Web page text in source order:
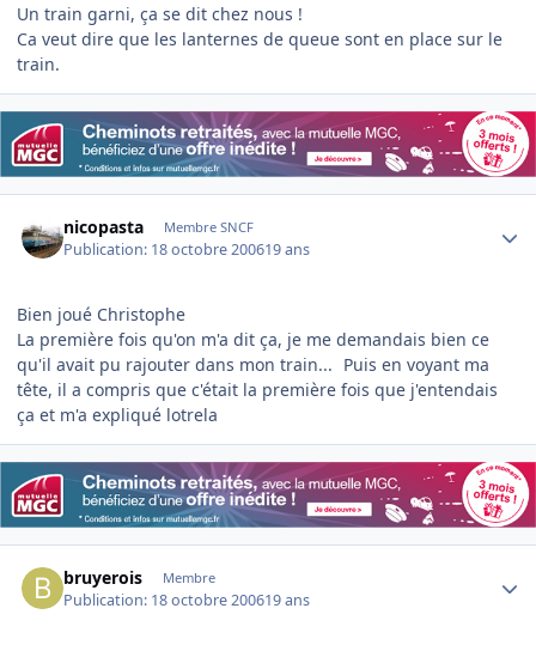
Un train garni, ça se dit chez nous !
Ca veut dire que les lanternes de queue sont en place sur le
train.
nicopasta Membre SNCF
Publication: 18 octobre 200619 ans
Bien joué Christophe
La première fois qu'on m'a dit ça, je me demandais bien ce
qu'il avait pu rajouter dans mon train... Puis en voyant ma
tête, il a compris que c'était la première fois que j'entendais
ça et m'a expliqué lotrela
bruyerois Membre
Publication: 18 octobre 200619 ans